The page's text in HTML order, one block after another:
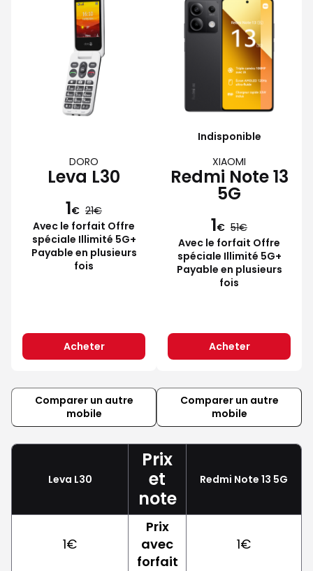
DORO
Leva L30
1€ 21
Avec le forfait Offre
spéciale Illimité 5G+
Payable en plusieurs
fois
Acheter
Indisponible
XIAOMI
Redmi Note 13
5G
1€ 51
Avec le forfait Offre
spéciale Illimité 5G+
Payable en plusieurs
fois
Acheter
Comparer un autre
mobile
Comparer un autre
mobile
Leva L30
Prix
et
note
Redmi Note 13 5G
1€
Prix
avec
forfait
1€